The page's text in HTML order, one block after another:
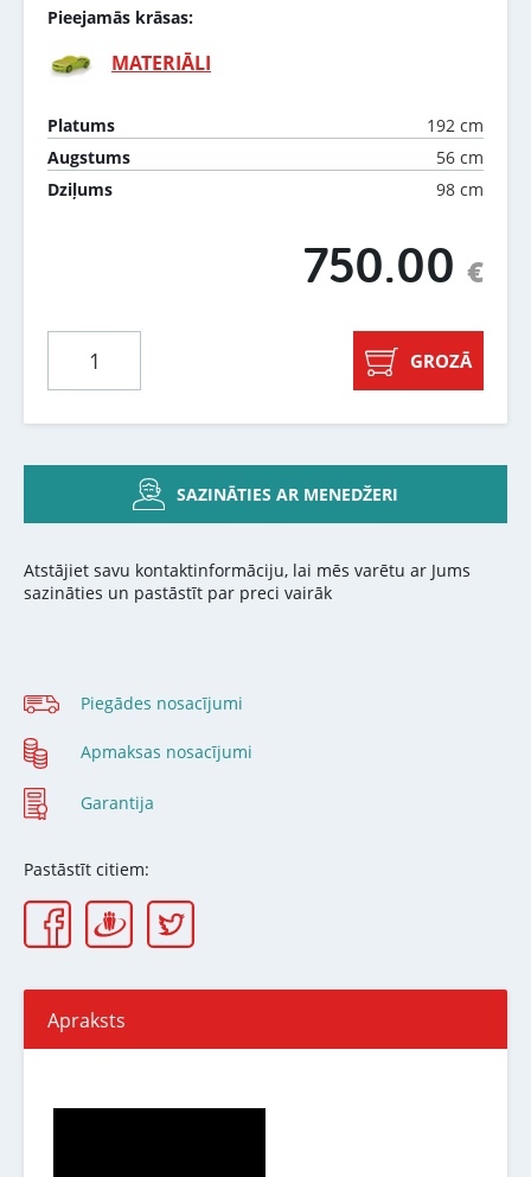
Pieejamās krāsas:
MATERIĀLI
Platums
192 cm
Augstums
56 cm
Dziļums
98 cm
750.00 €
GROZĀ
SAZINĀTIES AR MENEDŽERI
Atstājiet savu kontaktinformāciju, lai mēs varētu ar Jums
sazināties un pastāstīt par preci vairāk
Piegādes nosacījumi
Apmaksas nosacījumi
Garantija
Pastāstīt citiem:
Apraksts